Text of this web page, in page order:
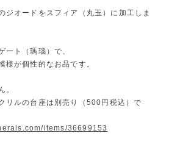
ジオードをスフィア（丸玉）に加工しま
ート（瑪瑙）で、
様が個性的なお品です。
。
リルの台座は別売り（500円税込）で
items/36699153